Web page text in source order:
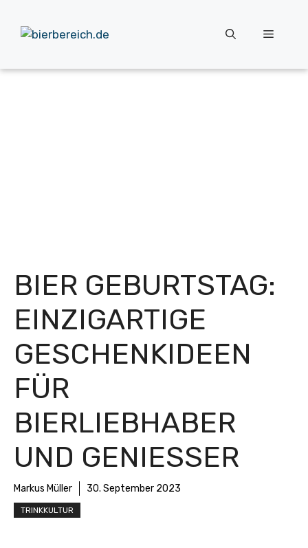
Inhalt
springen
Menü
BIER GEBURTSTAG:
EINZIGARTIGE
GESCHENKIDEEN
FÜR
BIERLIEBHABER
UND GENIESSER
Markus Müller 30. September 2023
TRINKKULTUR